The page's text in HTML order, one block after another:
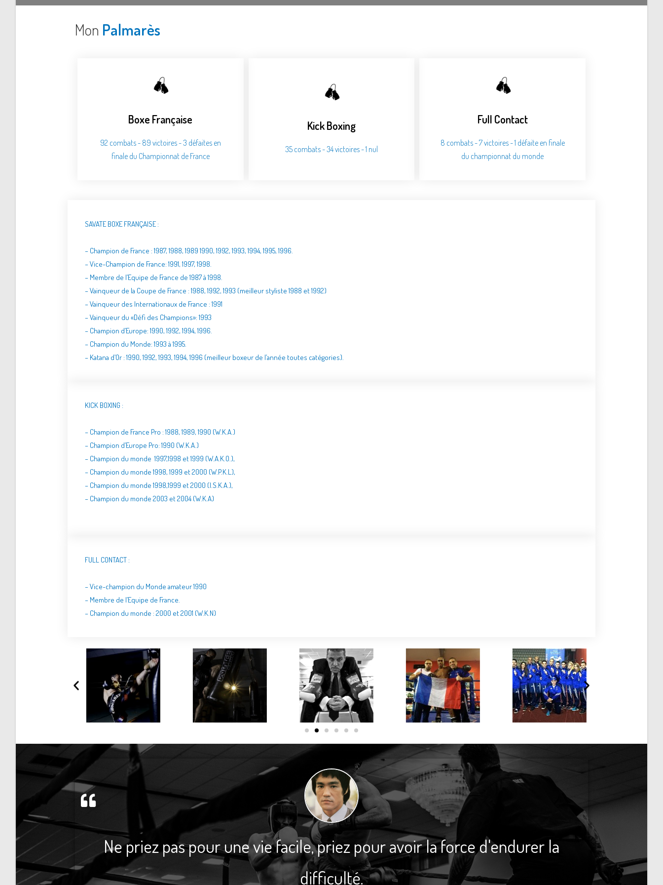
Mon Palmarès
Boxe Française
92 combats - 89 victoires - 3 défaites en
finale du Championnat de France
Kick Boxing
35 combats - 34 victoires - 1 nul
Full Contact
8 combats - 7 victoires - 1 défaite en finale
du championnat du monde
SAVATE BOXE FRANÇAISE :
– Champion de France : 1987, 1988, 1989 1990, 1992, 1993, 1994, 1995, 1996.
– Vice-Champion de France: 1991, 1997, 1998.
– Membre de l’Equipe de France de 1987 à 1998.
– Vainqueur de la Coupe de France : 1988, 1992, 1993 (meilleur styliste 1988 et 1992)
– Vainqueur des Internationaux de France : 1991
– Vainqueur du «Défi des Champions»: 1993
– Champion d’Europe: 1990, 1992, 1994, 1996.
– Champion du Monde: 1993 à 1995.
– Katana d’Or : 1990, 1992, 1993, 1994, 1996 (meilleur boxeur de l’année toutes catégories).
KICK BOXING :
– Champion de France Pro : 1988, 1989, 1990 (W.K.A.)
– Champion d’Europe Pro: 1990 (W.K.A.)
– Champion du monde 1997,1998 et 1999 (W.A.K.O.),
– Champion du monde 1998, 1999 et 2000 (W.P.K.L),
– Champion du monde 1998,1999 et 2000 (I.S.K.A.),
– Champion du monde 2003 et 2004 (W.K.A)
FULL CONTACT :
– Vice-champion du Monde amateur 1990
– Membre de l’Equipe de France.
– Champion du monde : 2000 et 2001 (W.K.N)
Ne priez pas pour une vie facile, priez pour avoir la force d'endurer la
difficulté.